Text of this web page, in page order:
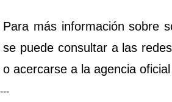
Para más información sobre
se puede consultar a las
o acercarse a la agencia
---